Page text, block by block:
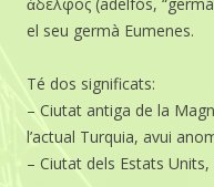
el seu germà Eumenes.
Té dos significats:
– Ciutat antiga de la
l’actual Turquia, avui
– Ciutat dels Estats